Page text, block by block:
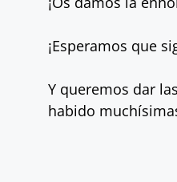
¡Esperamos que
Y queremos dar
habido